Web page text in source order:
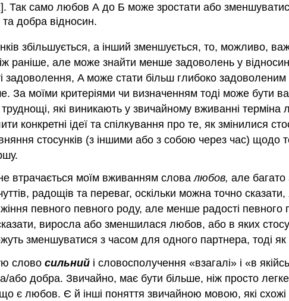
Так само любов А до Б може зростати або
добра відносин.
збільшується, а інший зменшується, то, можливо,
раніше, але може знайти менше задоволень у
задоволення, A може стати більш глибоко
За моїми критеріями чи визначенням тоді може бути
які виникають у звичайному вживанні
конкретні ідеї та спілкування про те, як змінилися
стосунків (з іншими або з собою через час)
втрачається моїм вживанням словалюбов, але багато
радощів та переваг, оскільки можна точно
певного певного роду, але менше радості
виросла або зменшилася любов, або в яких
зменшуватися з часом для одного партнера, тоді
слово сильний і словосполучення «взагалі» і «в
або добра. Звичайно, має бути більше, ніж просто
є любов. Є й інші поняття звичайною мовою, які